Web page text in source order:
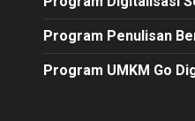
Program Penulisan
Program UMKM Go